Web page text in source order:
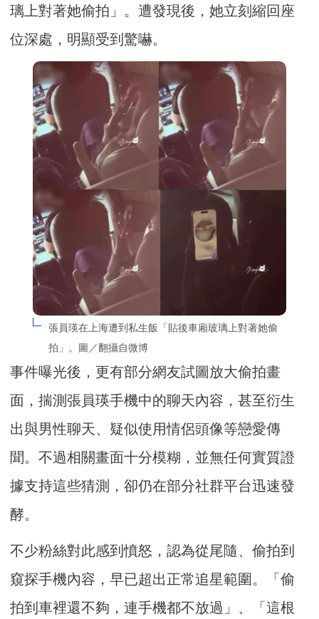
璃上對著她偷拍」。遭發現後，她立刻縮回座
位深處，明顯受到驚嚇。
張員瑛在上海遭到私生飯「貼後車廂玻璃上對著她偷
拍」。圖／翻攝自微博
事件曝光後，更有部分網友試圖放大偷拍畫
面，揣測張員瑛手機中的聊天內容，甚至衍生
出與男性聊天、疑似使用情侶頭像等戀愛傳
聞。不過相關畫面十分模糊，並無任何實質證
據支持這些猜測，卻仍在部分社群平台迅速發
酵。
不少粉絲對此感到憤怒，認為從尾隨、偷拍到
窺探手機內容，早已超出正常追星範圍。「偷
拍到車裡還不夠，連手機都不放過」、「這根